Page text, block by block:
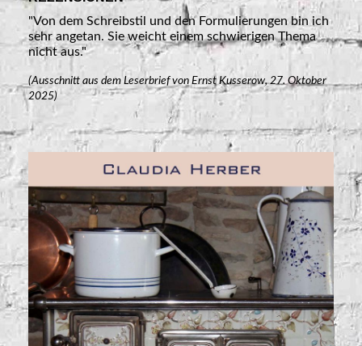
"Von dem Schreibstil und den Formulierungen bin ich
sehr angetan. Sie weicht einem schwierigen Thema
nicht aus."
(Ausschnitt aus dem Leserbrief von Ernst Kusserow, 27. Oktober
2025)